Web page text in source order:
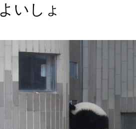
よいしょ